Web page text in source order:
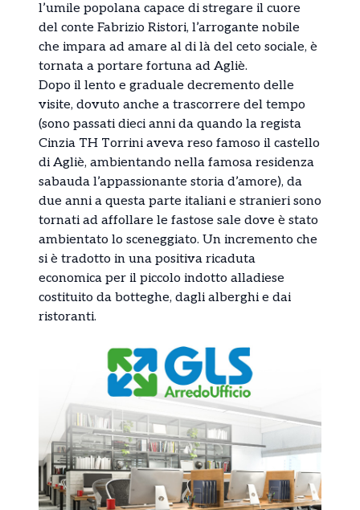
l’umile popolana capace di stregare il cuore
del conte Fabrizio Ristori, l’arrogante nobile
che impara ad amare al di là del ceto sociale, è
tornata a portare fortuna ad Agliè.
Dopo il lento e graduale decremento delle
visite, dovuto anche a trascorrere del tempo
(sono passati dieci anni da quando la regista
Cinzia TH Torrini aveva reso famoso il castello
di Agliè, ambientando nella famosa residenza
sabauda l’appassionante storia d’amore), da
due anni a questa parte italiani e stranieri sono
tornati ad affollare le fastose sale dove è stato
ambientato lo sceneggiato. Un incremento che
si è tradotto in una positiva ricaduta
economica per il piccolo indotto alladiese
costituito da botteghe, dagli alberghi e dai
ristoranti.